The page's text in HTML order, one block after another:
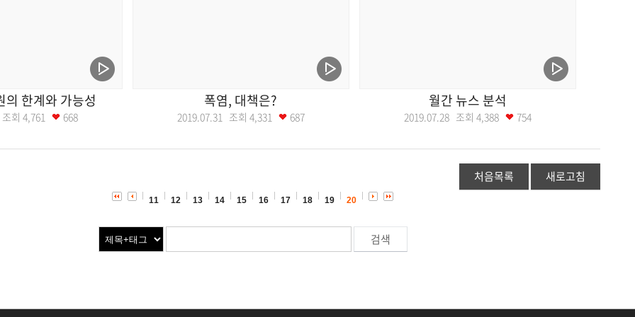
의 한계와 가능성
회 4,761 668
폭염, 대책은?
2019.07.31 조회 4,331 687
월간 뉴스 분석
2019.07.28 조회 4,388 754
처음목록 새로고침
11 12 13 14 15 16 17 18 19 20